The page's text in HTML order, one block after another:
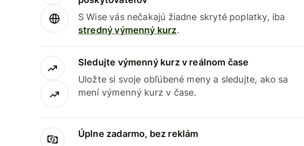
S Wise vás nečakajú žiadne skryté poplatky, iba
stredný výmenný kurz.
Sledujte výmenný kurz v reálnom čase
Uložte si svoje obľúbené meny a sledujte, ako sa
mení výmenný kurz v čase.
Úplne zadarmo, bez reklám